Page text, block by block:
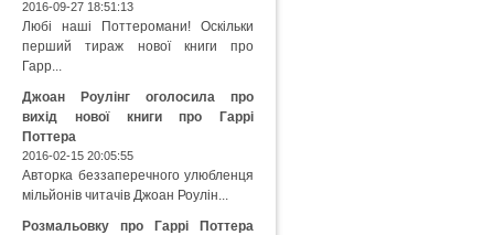
2016-09-27 18:51:13
Любі наші Поттеромани! Оскільки
перший тираж нової книги про
Гарр...
Джоан Роулінг оголосила про
вихід нової книги про Гаррі
Поттера
2016-02-15 20:05:55
Авторка беззаперечного улюбленця
мільйонів читачів Джоан Роулін...
Розмальовку про Гаррі Поттера